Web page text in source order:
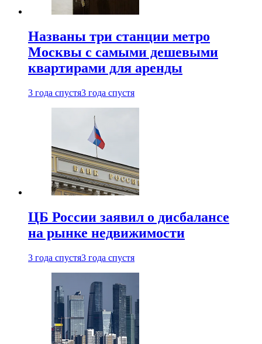
Названы три станции метро
Москвы с самыми дешевыми
квартирами для аренды
3 года спустя3 года спустя
ЦБ России заявил о дисбалансе
на рынке недвижимости
3 года спустя3 года спустя